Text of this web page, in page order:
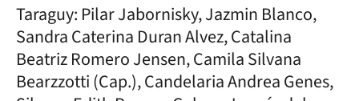
Taraguy: Pilar Jabornisky, Jazmin Blanco,
Sandra Caterina Duran Alvez, Catalina
Beatriz Romero Jensen, Camila Silvana
Bearzzotti (Cap.), Candelaria Andrea Genes,